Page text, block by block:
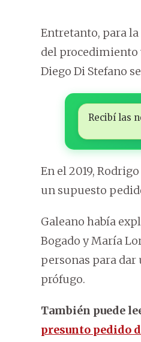
Entretanto, para
del procedimiento
Diego Di Stefano
Recibí las
En el 2019,
un supuesto
Galeano había
Bogado y María
personas para dar
prófugo.
También puede
presunto pedido